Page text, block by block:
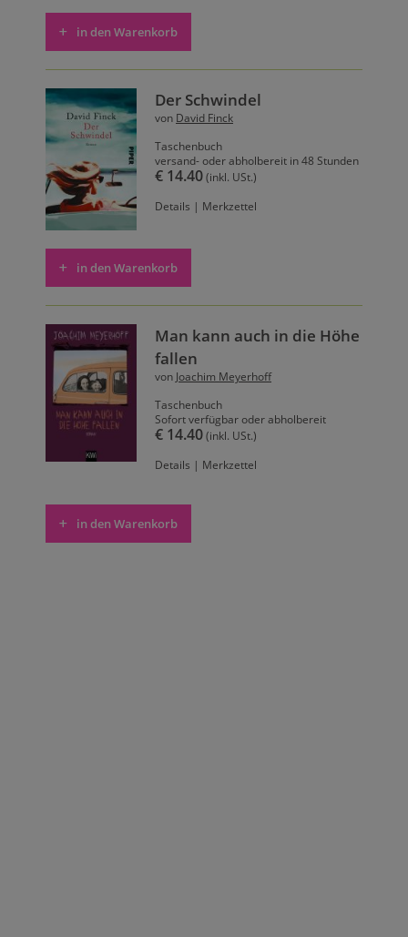
in den Warenkorb
Der Schwindel
von David Finck
Taschenbuch
versand- oder abholbereit in 48 Stunden
€ 14.40 (inkl. USt.)
Details | Merkzettel
in den Warenkorb
Man kann auch in die Höhe
fallen
von Joachim Meyerhoff
Taschenbuch
Sofort verfügbar oder abholbereit
€ 14.40 (inkl. USt.)
Details | Merkzettel
in den Warenkorb